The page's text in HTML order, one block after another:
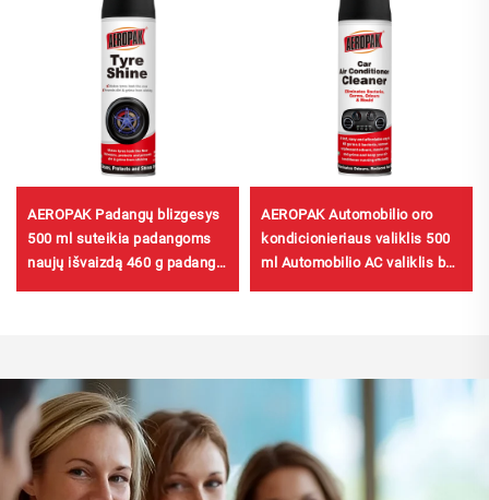
AEROPAK Padangų blizgesys
500 ml suteikia padangoms
naujų išvaizdą 460 g padangų
AEROPAK Automobilio oro
kondicionieriaus valiklis 500
ml Automobilio AC valiklis be